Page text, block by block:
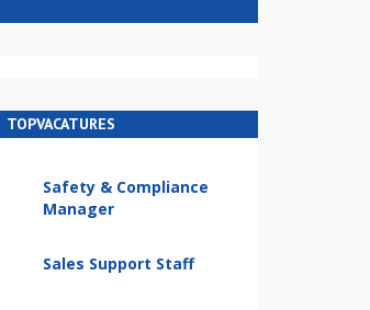
TOPVACATURES
Safety & Compliance
Manager
Sales Support Staff